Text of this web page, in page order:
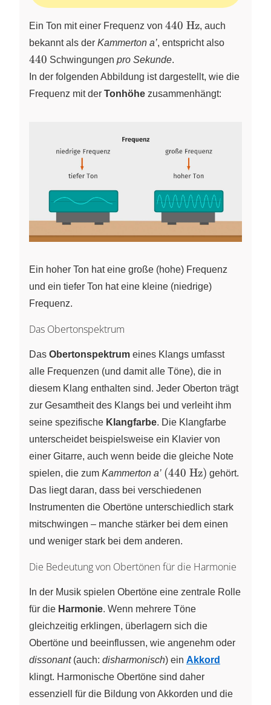
{\pu{s}}
Ein Ton mit einer Frequenz von \pu{440
Hz}
440 Hz, auch
bekannt als der Kammerton a’, entspricht also
440 Schwingungen pro Sekunde.
In der folgenden Abbildung ist dargestellt, wie die
Frequenz mit der Tonhöhe zusammenhängt:
Ein hoher Ton hat eine große (hohe) Frequenz
und ein tiefer Ton hat eine kleine (niedrige)
Frequenz.
Das Obertonspektrum
Das Obertonspektrum eines Klangs umfasst
alle Frequenzen (und damit alle Töne), die in
diesem Klang enthalten sind. Jeder Oberton trägt
zur Gesamtheit des Klangs bei und verleiht ihm
seine spezifische Klangfarbe. Die Klangfarbe
unterscheidet beispielsweise ein Klavier von
einer Gitarre, auch wenn beide die gleiche Note
spielen, die zum Kammerton a’ \left(\pu{440
Hz} \right)
(440 Hz) gehört.
Das liegt daran, dass bei verschiedenen
Instrumenten die Obertöne unterschiedlich stark
mitschwingen – manche stärker bei dem einen
und weniger stark bei dem anderen.
Die Bedeutung von Obertönen für die Harmonie
In der Musik spielen Obertöne eine zentrale Rolle
für die Harmonie. Wenn mehrere Töne
gleichzeitig erklingen, überlagern sich die
Obertöne und beeinflussen, wie angenehm oder
dissonant(auch: disharmonisch) ein Akkord
klingt. Harmonische Obertöne sind daher
essenziell für die Bildung von Akkorden und die